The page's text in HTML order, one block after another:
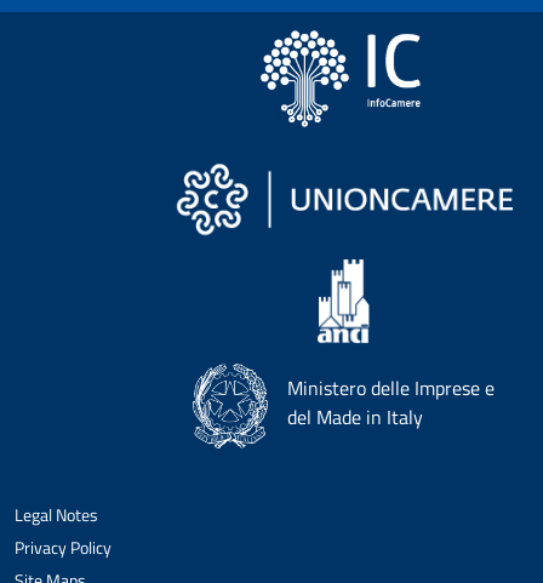
Ministero delle Imprese e
del Made in Italy
Legal Notes
Privacy Policy